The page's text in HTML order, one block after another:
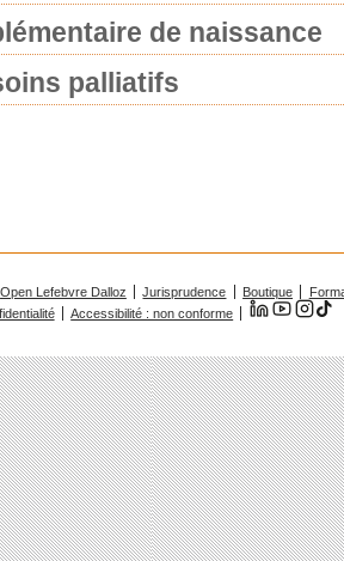
de naissance
palliatifs
Open Lefebvre Dalloz Jurisprudence Boutique
Accessibilité : non conforme